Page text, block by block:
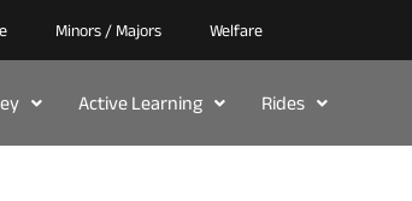
Minors / Majors Welfare
Active Learning Rides